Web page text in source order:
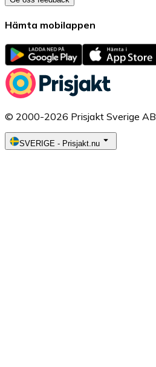
Hämta mobilappen
© 2000-2026 Prisjakt Sverige AB
SVERIGE - Prisjakt.nu